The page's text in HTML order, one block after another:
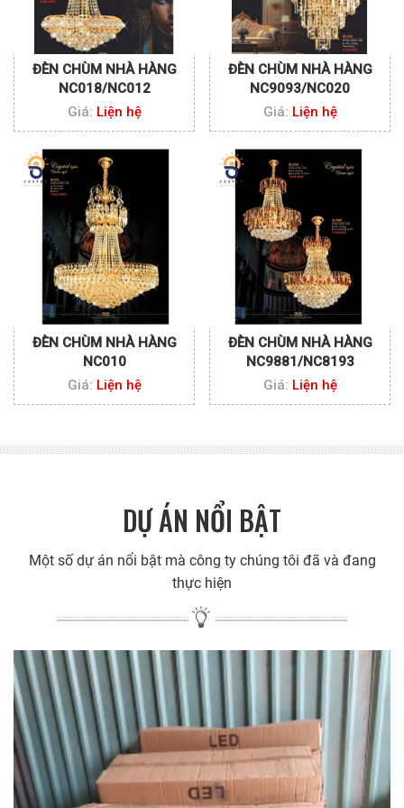
ĐÈN CHÙM NHÀ HÀNG
NC018/NC012
Giá: Liện hệ
ĐÈN CHÙM NHÀ HÀNG
NC9093/NC020
Giá: Liện hệ
ĐÈN CHÙM NHÀ HÀNG
NC010
Giá: Liện hệ
ĐÈN CHÙM NHÀ HÀNG
NC9881/NC8193
Giá: Liện hệ
DỰ ÁN NỔI BẬT
Một số dự án nổi bật mà công ty chúng tôi đã và đang
thực hiện
Cung cấp đèn